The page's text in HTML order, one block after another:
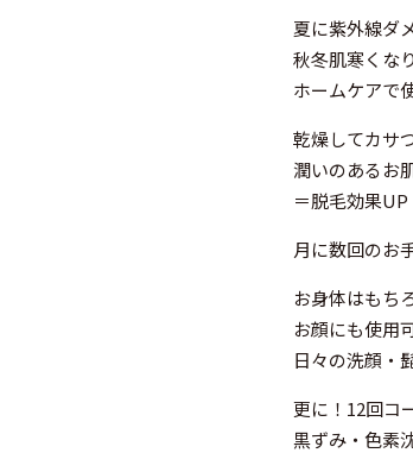
夏に紫外線ダ
秋冬肌寒くな
ホームケアで
乾燥してカサ
潤いのあるお
＝脱毛効果
月に数回のお
お身体はもち
お顔にも使用
日々の洗顔・
更に！12回コ
黒ずみ・色素